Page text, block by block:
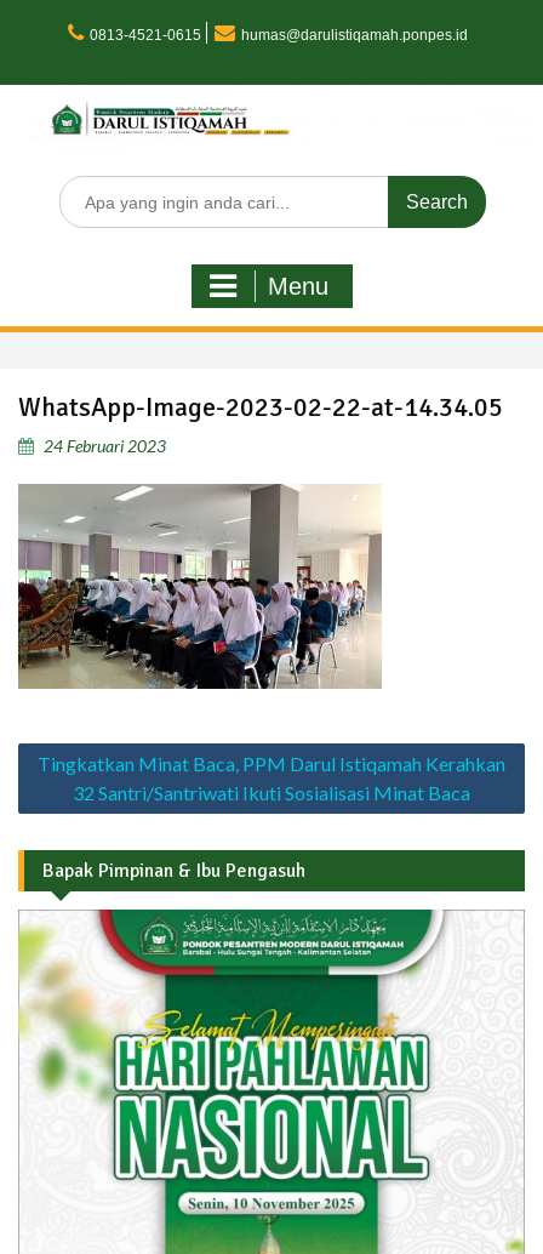
0813-4521-0615 humas@darulistiqamah.ponpes.id
Search
for:
Menu
WhatsApp-Image-2023-02-22-at-14.34.05
24 Februari 2023
Navigasi
Tingkatkan Minat Baca, PPM Darul Istiqamah Kerahkan
32 Santri/Santriwati Ikuti Sosialisasi Minat Baca
Bapak Pimpinan & Ibu Pengasuh